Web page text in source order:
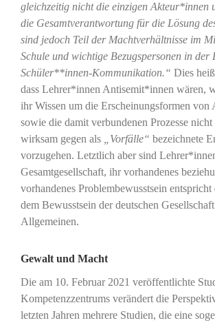
gleichzeitig nicht die einzigen Akteur*innen
die Gesamtverantwortung für die Lösung
sind jedoch Teil der Machtverhältnisse im
Schule und wichtige Bezugspersonen in der
Schüler**innen-Kommunikation.“ Dies
dass Lehrer*innen Antisemit*innen wären,
ihr Wissen um die Erscheinungsformen von
sowie die damit verbundenen Prozesse
wirksam gegen als
„Vorfälle“ bezeichnete
vorzugehen. Letztlich aber sind
Gesamtgesellschaft, ihr vorhandenes
vorhandenes Problembewusstsein entspricht
dem Bewusstsein der deutschen
Allgemeinen.
Gewalt und Macht
Die am 10. Februar 2021 veröffentlichte
Kompetenzzentrums verändert die
letzten Jahren mehrere Studien, die eine